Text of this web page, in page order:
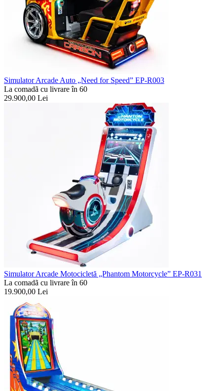
Simulator Arcade Auto „Need for Speed” EP-R003
La comadã cu livrare în 60
29.900,00 Lei
Simulator Arcade Motocicletă „Phantom Motorcycle” EP-R031
La comadã cu livrare în 60
19.900,00 Lei